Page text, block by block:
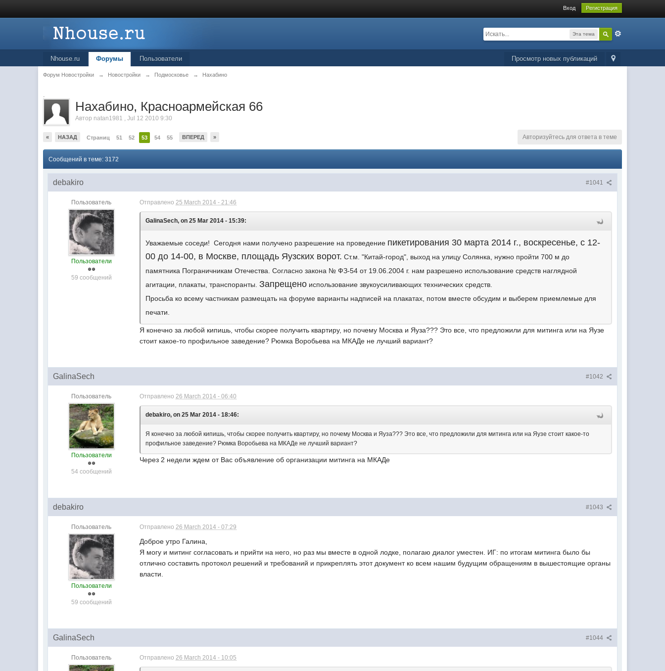
Вход Регистрация
Эта тема
Просмотр новых публикаций
Nhouse.ru Форумы Пользователи
Форум Новостройки → Новостройки → Подмосковье → Нахабино
.
Нахабино, Красноармейская 66
Автор natan1981 ,Jul 12 2010 9:30
« НАЗАД Страниц 51 52 53 54 55 ВПЕРЕД » Авторизуйтесь для ответа в теме
Сообщений в теме: 3172
#1041
debakiro
Пользователь
Пользователи
59 сообщений
Отправлено25 March 2014 - 21:46
GalinaSech, on 25 Mar 2014 - 15:39:
Уважаемые соседи! Сегодня нами получено разрешение на проведение пикетирования 30 марта 2014 г., воскресенье, с 12-
00 до 14-00, в Москве, площадь Яузских ворот. Ст.м. "Китай-город", выход на улицу Солянка, нужно пройти 700 м до
памятника Пограничникам Отечества. Согласно закона № ФЗ-54 от 19.06.2004 г. нам разрешено использование средств наглядной
агитации, плакаты, транспоранты.Запрещено использование звукоусиливающих технических средств.
Просьба ко всему частникам размещать на форуме варианты надписей на плакатах, потом вместе обсудим и выберем приемлемые для
печати.
Я конечно за любой кипишь, чтобы скорее получить квартиру, но почему Москва и Яуза??? Это все, что предложили для митинга или на Яузе
стоит какое-то профильное заведение? Рюмка Воробьева на МКАДе не лучший вариант?
#1042
GalinaSech
Пользователь
Пользователи
54 сообщений
Отправлено26 March 2014 - 06:40
debakiro, on 25 Mar 2014 - 18:46:
Я конечно за любой кипишь, чтобы скорее получить квартиру, но почему Москва и Яуза??? Это все, что предложили для митинга или на Яузе стоит какое-то
профильное заведение? Рюмка Воробьева на МКАДе не лучший вариант?
Через 2 недели ждем от Вас объявление об организации митинга на МКАДе
#1043
debakiro
Пользователь
Пользователи
59 сообщений
Отправлено26 March 2014 - 07:29
Доброе утро Галина,
Я могу и митинг согласовать и прийти на него, но раз мы вместе в одной лодке, полагаю диалог уместен. ИГ: по итогам митинга было бы
отлично составить протокол решений и требований и прикреплять этот документ ко всем нашим будущим обращениям в вышестоящие органы
власти.
#1044
GalinaSech
Пользователь Отправлено26 March 2014 - 10:05